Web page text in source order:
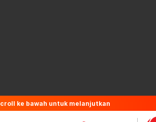
ke bawah untuk melanjutkan